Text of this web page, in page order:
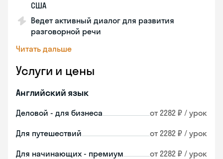
США
Ведет активный диалог для развития
разговорной речи
Читать дальше
Услуги и цены
Английский язык
Деловой - для бизнеса от 2282 ₽ / урок
Для путешествий от 2282 ₽ / урок
Для начинающих - премиум от 2282 ₽ / урок